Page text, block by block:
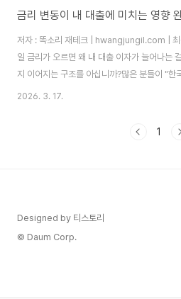
저자 : 똑소리 재테크 | hwangjungil.com |
일 금리가 오르면 왜 내 대출 이자가 늘어나는
지 이어지는 구조를 아십니까?많은 분들이 "한
스를 보면서도 정작 자신의 대출에 어떤 영향이
원회가 기준금리를 결정하면, 시중은행은 그
2026. 3. 17.
1
Designed by 티스토리
© Daum Corp.